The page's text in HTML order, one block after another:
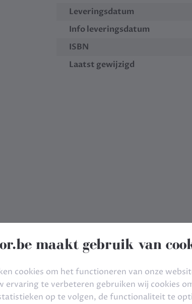
Leveringsdatum
Info leveringsdatum
ISBN
Laatst gewijzigd
maakt gebruik van
cookies om het functioneren van onze
ervaring te verbeteren gebruiken wij cookies
op te volgen, de functionaliteit te